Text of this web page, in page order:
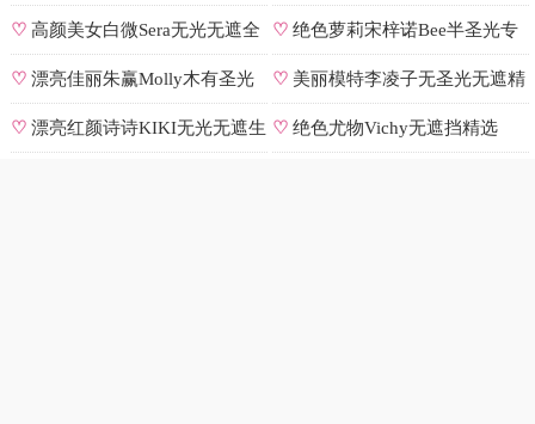
号
♡高颜美女白微Sera无光无遮全
集
♡ 绝色萝莉宋梓诺Bee半圣光专
辑
♡漂亮佳丽朱赢Molly木有圣光
原图
♡ 美丽模特李凌子无圣光无遮精
选
♡漂亮红颜诗诗KIKI无光无遮生 ♡ 绝色尤物Vichy无遮挡精选